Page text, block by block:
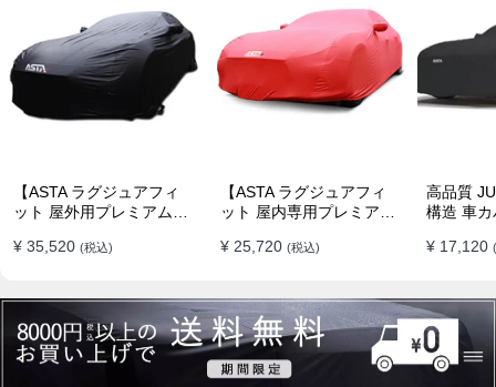
【ASTA ラグジュアフィ
ット 屋外用プレミアム車
ー製 オーダーメイド 高級
¥ 35,520 (税込)
【ASTA ラグジュアフィ
ット 屋内専用プレミアム
ダーメイド 最高級生地 柔
¥ 25,720 (税込)
高品質
構造 車
水 耐久
¥ 17,120